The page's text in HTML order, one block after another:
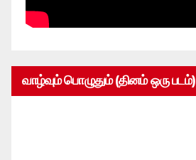
வாழ்வும் பொழுதும் (தினம் ஒரு படம்)